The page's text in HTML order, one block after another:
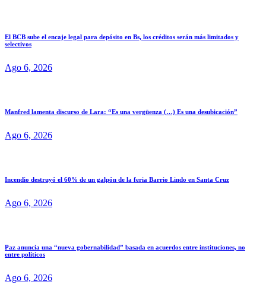
El BCB sube el encaje legal para depósito en Bs, los créditos serán más limitados y
selectivos
Ago 6, 2026
Manfred lamenta discurso de Lara: “Es una vergüenza (…) Es una desubicación”
Ago 6, 2026
Incendio destruyó el 60% de un galpón de la feria Barrio Lindo en Santa Cruz
Ago 6, 2026
Paz anuncia una “nueva gobernabilidad” basada en acuerdos entre instituciones, no
entre políticos
Ago 6, 2026